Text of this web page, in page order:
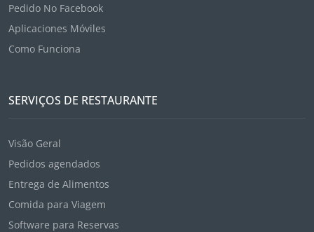
Pedido No Facebook
Aplicaciones Móviles
Como Funciona
SERVIÇOS DE RESTAURANTE
Visão Geral
Pedidos agendados
Entrega de Alimentos
Comida para Viagem
Software para Reservas